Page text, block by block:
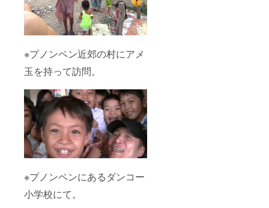
※プノンペン近郊の村にアメ
玉を持って訪問。
※プノンペンにあるダンコー
小学校にて。